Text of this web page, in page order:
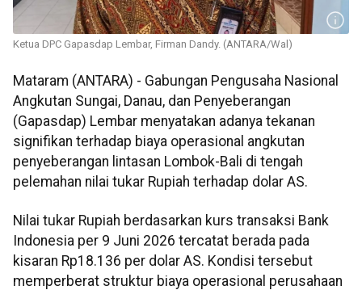
Ketua DPC Gapasdap Lembar, Firman Dandy. (ANTARA/Wal)
Mataram (ANTARA) - Gabungan Pengusaha Nasional
Angkutan Sungai, Danau, dan Penyeberangan
(Gapasdap) Lembar menyatakan adanya tekanan
signifikan terhadap biaya operasional angkutan
penyeberangan lintasan Lombok-Bali di tengah
pelemahan nilai tukar Rupiah terhadap dolar AS.
Nilai tukar Rupiah berdasarkan kurs transaksi Bank
Indonesia per 9 Juni 2026 tercatat berada pada
kisaran Rp18.136 per dolar AS. Kondisi tersebut
memperberat struktur biaya operasional perusahaan